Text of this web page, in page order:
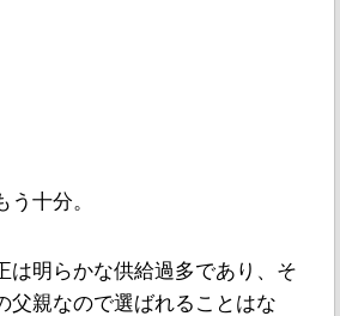
う十分。
は明らかな供給過多であり、そ
父親なので選ばれることはな